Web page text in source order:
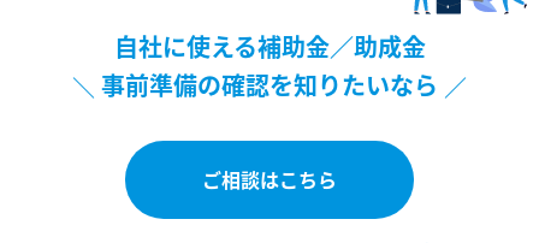
自社に使える補助金／助成金
事前準備の確認を知りたいなら
ご相談はこちら